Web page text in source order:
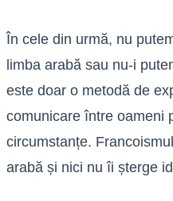
În cele din urmă, nu
limba arabă sau nu-i
este doar o metodă de
comunicare între oameni
circumstanțe.
arabă și nici nu îi șterge